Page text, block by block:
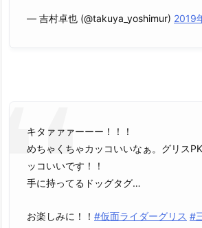
— 吉村卓也 (@takuya_yoshimur) 2019
キタァァァーーー！！！
めちゃくちゃカッコいいなぁ。グリス
ッコいいです！！
手に持ってるドッグタグ…
お楽しみに！！ #仮面ライダーグリス #